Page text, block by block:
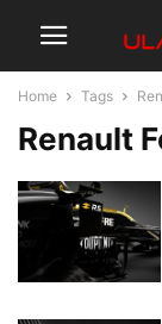
Home Tags
Renault